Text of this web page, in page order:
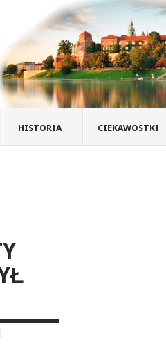
HISTORIA CIEKAWOSTKI